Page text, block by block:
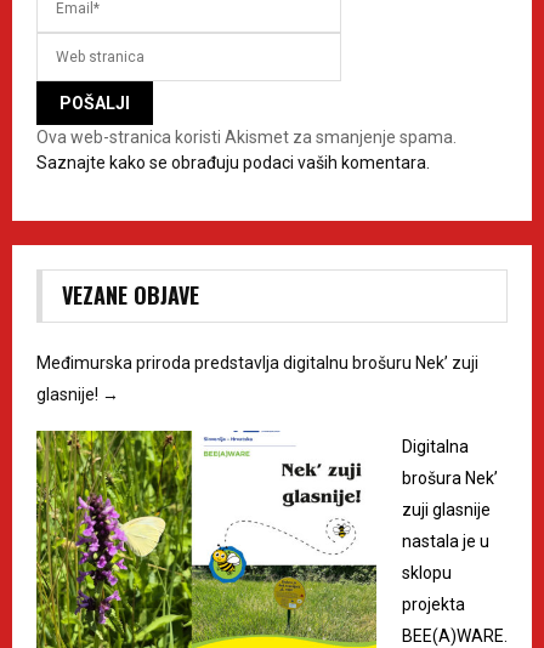
Ova web-stranica koristi Akismet za smanjenje spama.
Saznajte kako se obrađuju podaci vaših komentara.
VEZANE OBJAVE
Međimurska priroda predstavlja digitalnu brošuru Nek’ zuji
glasnije! →
Digitalna
brošura Nek’
zuji glasnije
nastala je u
sklopu
projekta
BEE(A)WARE.